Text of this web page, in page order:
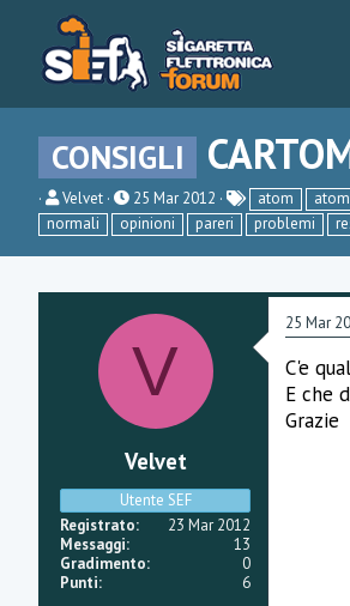
CONSIGLI
C
r
e
a
o
n
e
Velvet
D
a
t
a
i
i
z
25 Mar 2012 atom
normali
opinioni pareri problemi
V
Velvet
Utente SEF
Registrato
23 Mar 2012
Messaggi
13
Gradimento
0
Punti
6
25 Mar
C'e
E che
Grazie